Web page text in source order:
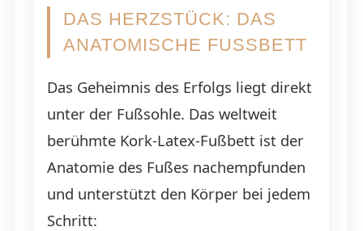
DAS HERZSTÜCK: DAS
ANATOMISCHE FUSSBETT
Das Geheimnis des Erfolgs liegt direkt
unter der Fußsohle. Das weltweit
berühmte Kork-Latex-Fußbett ist der
Anatomie des Fußes nachempfunden
und unterstützt den Körper bei jedem
Schritt: